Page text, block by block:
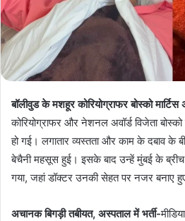
बॉलीवुड के मशहूर कोरियोग्राफर बोस्को
कोरियोग्राफर और नेशनल अवॉर्ड विजेता
हो गई। लगातार व्यस्तता और काम के दबाव
बेचैनी महसूस हुई। इसके बाद उन्हें मुंबई के ब्रीच
गया, जहां डॉक्टर उनकी सेहत पर नजर बनाए
अचानक बिगड़ी तबीयत, अस्पताल में भर्ती-